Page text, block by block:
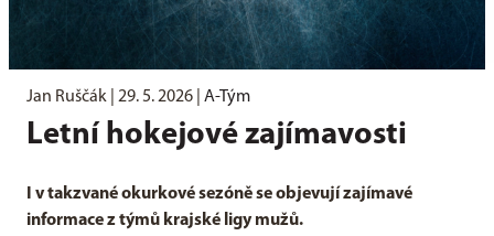
Jan Ruščák | 29. 5. 2026 A-Tým
Letní hokejové zajímavosti
I v takzvané okurkové sezóně se objevují zajímavé
informace z týmů krajské ligy mužů.